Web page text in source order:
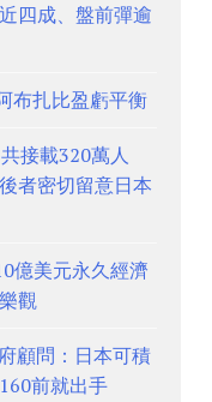
四成、盤前彈逾
布扎比盈虧平衡
接載320萬人
者密切留意日本
億美元永久經濟
觀
顧問：日本可積
前就出手